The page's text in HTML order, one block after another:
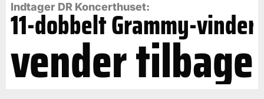
Indtager DR Koncerthuset:
11-dobbelt Grammy-vinder
vender tilbage